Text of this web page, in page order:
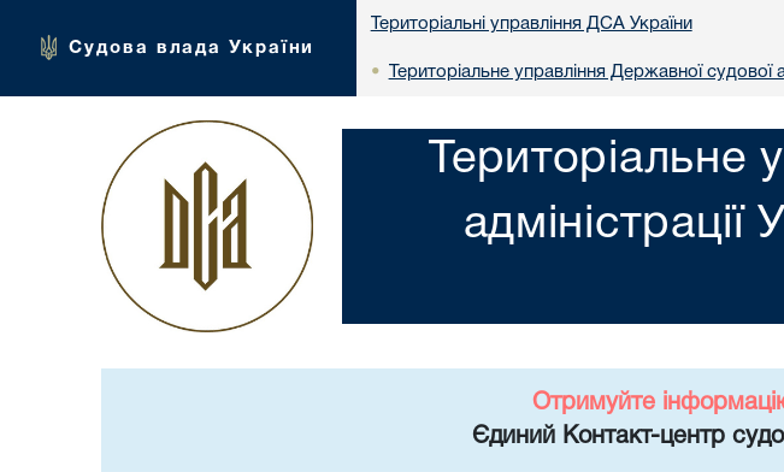
Судова влада України
Територіальні управління ДСА України
• Територіальне управління Державної судової
Територіальне
Отримуйте
Єдиний Контакт-центр